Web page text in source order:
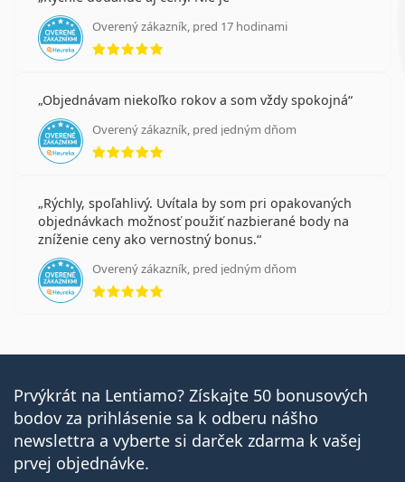
Overený zákazník, pred 17 hodinami
hodnotenie 5 z 5
Objednávam niekoľko rokov a som vždy spokojná
Overený zákazník, pred jedným dňom
hodnotenie 5 z 5
Rýchly, spoľahlivý. Uvítala by som pri opakovaných
objednávkach možnosť použiť nazbierané body na
zníženie ceny ako vernostný bonus.
Overený zákazník, pred jedným dňom
hodnotenie 5 z 5
Prvýkrát na Lentiamo? Získajte 50 bonusových
bodov za prihlásenie sa k odberu nášho
newslettra a vyberte si darček zdarma k vašej
prvej objednávke.